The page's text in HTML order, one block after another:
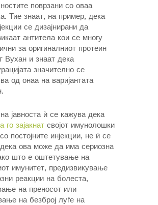
поврзани со оваа
Тие знаат, на пример, дека
се дизајнирани да
антитела кои се многу
за оригиналниот протеин
Вухан и знаат дека
значително се
од онаа на варијантата
јавноста ѝ се кажува дека
го зајакнат својот имунолошки
постојните инјекции, не ѝ се
ова може да има сериозна
што е оштетување на
имунитет, предизвикување
реакции на болеста,
на преносот или
на безброј луѓе на